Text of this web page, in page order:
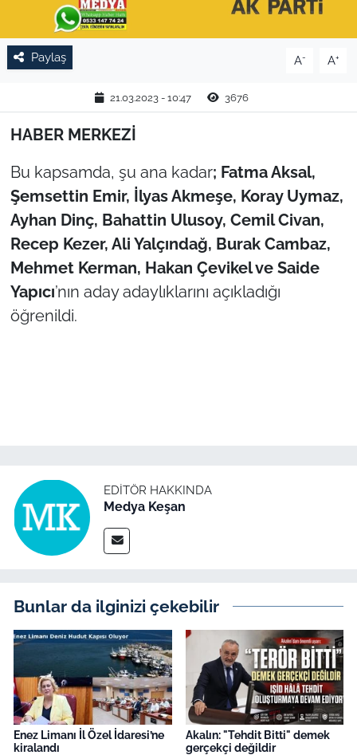
Paylaş A- A+
21.03.2023 - 10:47 3676
HABER MERKEZİ
Bu kapsamda, şu ana kadar; Fatma Aksal,
Şemsettin Emir, İlyas Akmeşe, Koray Uymaz,
Ayhan Dinç, Bahattin Ulusoy, Cemil Civan,
Recep Kezer, Ali Yalçındağ, Burak Cambaz,
Mehmet Kerman, Hakan Çevikel ve Saide
Yapıcı’nın aday adaylıklarını açıkladığı
öğrenildi.
EDITÖR HAKKINDA
Medya Keşan
Bunlar da ilginizi çekebilir
Enez Limanı İl Özel İdaresi’ne
kiralandı
Akalın: "Tehdit Bitti" demek
gerçekçi değildir
RESMİ İLAN
SPOR
EDİRNE
TEKİRDAĞ
KIRKLARELİ
ÇANAKKALE
TÜRKİYE
Flaş Haber
Dış Haberler
İş Dünyası
Bilim Teknoloji
English News
Canlı Maç